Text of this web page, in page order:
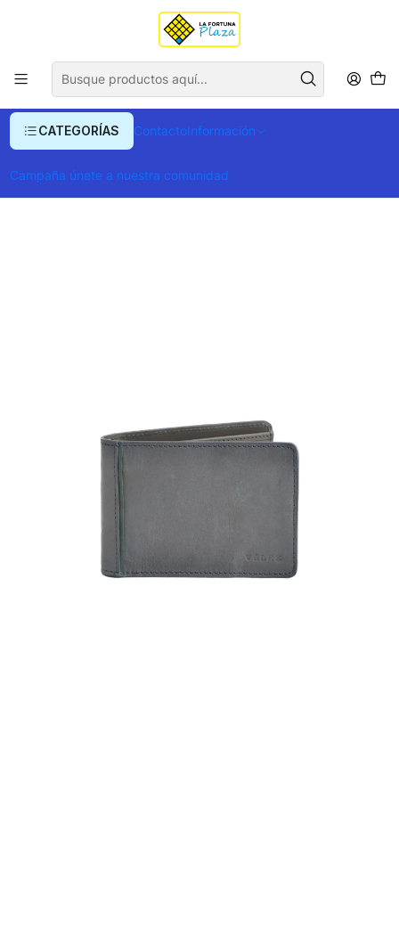
CATEGORÍAS ContactoInformación
Campaña únete a nuestra comunidad
Envío gratis para compras superiores a $ 400.000
Billeteras y Monederos Billeteras BILLETERA LOIRA MANIFIESTO